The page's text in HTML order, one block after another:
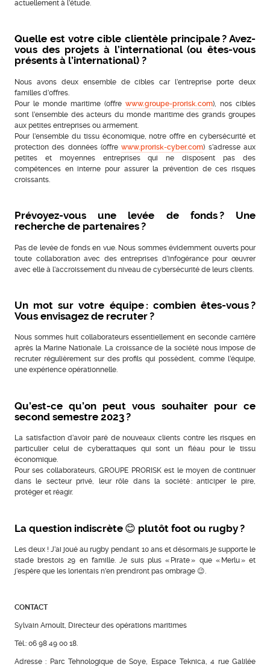
actuellement à l’étude.
Quelle est votre cible clientèle principale ? Avez-
vous des projets à l’international (ou êtes-vous
présents à l’international) ?
Nous avons deux ensemble de cibles car l’entreprise porte deux
familles d’offres.
Pour le monde maritime (offrewww.groupe-prorisk.com), nos cibles
sont l’ensemble des acteurs du monde maritime des grands groupes
aux petites entreprises ou armement.
Pour l’ensemble du tissu économique, notre offre en cybersécurité et
protection des données (offrewww.prorisk-cyber.com) s’adresse aux
petites et moyennes entreprises qui ne disposent pas des
compétences en interne pour assurer la prévention de ces risques
croissants.
Prévoyez-vous une levée de fonds ? Une
recherche de partenaires ?
Pas de levée de fonds en vue. Nous sommes évidemment ouverts pour
toute collaboration avec des entreprises d’infogérance pour œuvrer
avec elle à l’accroissement du niveau de cybersécurité de leurs clients.
Un mot sur votre équipe : combien êtes-vous ?
Vous envisagez de recruter ?
Nous sommes huit collaborateurs essentiellement en seconde carrière
après la Marine Nationale. La croissance de la société nous impose de
recruter régulièrement sur des profils qui possèdent, comme l’équipe,
une expérience opérationnelle.
Qu’est-ce qu’on peut vous souhaiter pour ce
second semestre 2023 ?
La satisfaction d’avoir paré de nouveaux clients contre les risques en
particulier celui de cyberattaques qui sont un fléau pour le tissu
économique.
Pour ses collaborateurs, GROUPE PRORISK est le moyen de continuer
dans le secteur privé, leur rôle dans la société : anticiper le pire,
protéger et réagir.
La question indiscrète 😊 plutôt foot ou rugby ?
Les deux ! J’ai joué au rugby pendant 10 ans et désormais je supporte le
stade brestois 29 en famille. Je suis plus « Pirate » que « Merlu » et
j’espère que les lorientais n’en prendront pas ombrage 😉.
CONTACT
Sylvain Arnoult, Directeur des opérations maritimes
Tél.: 06 98 49 00 18.
Adresse : Parc Tehnologique de Soye, Espace Teknica, 4 rue Galilée